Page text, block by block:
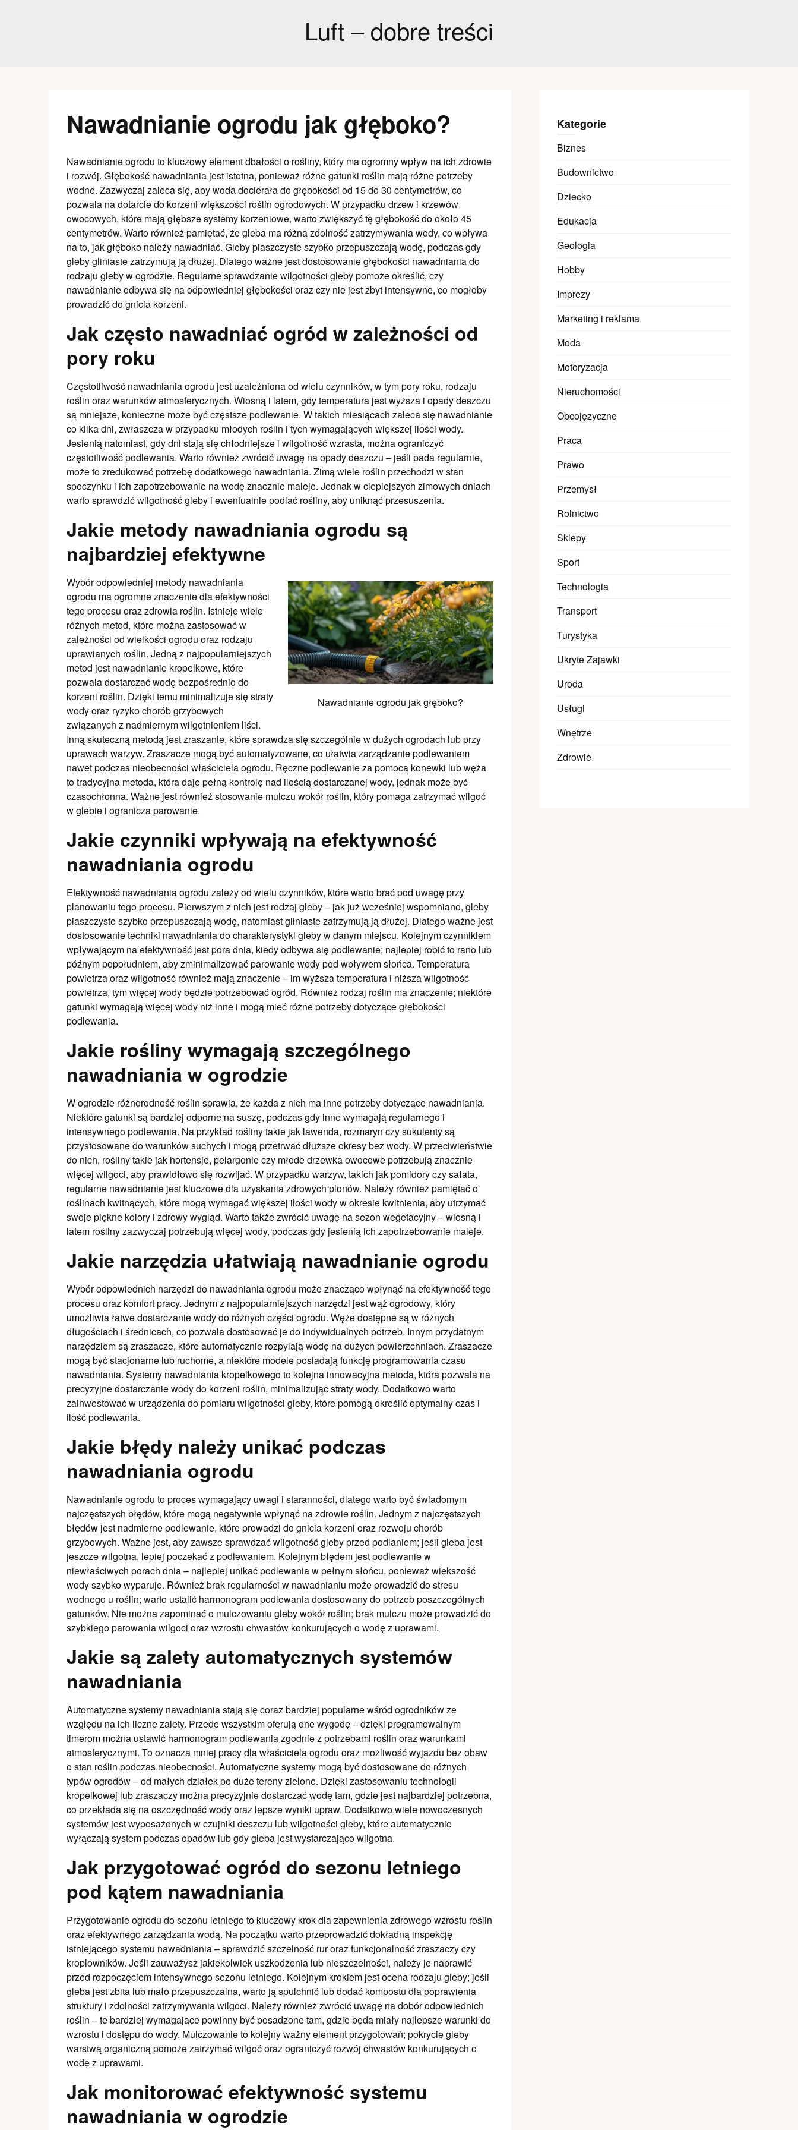
Luft – dobre treści
Nawadnianie ogrodu jak głęboko?
Nawadnianie ogrodu to kluczowy element dbałości o rośliny, który ma ogromny wpływ na ich zdrowie
i rozwój. Głębokość nawadniania jest istotna, ponieważ różne gatunki roślin mają różne potrzeby
wodne. Zazwyczaj zaleca się, aby woda docierała do głębokości od 15 do 30 centymetrów, co
pozwala na dotarcie do korzeni większości roślin ogrodowych. W przypadku drzew i krzewów
owocowych, które mają głębsze systemy korzeniowe, warto zwiększyć tę głębokość do około 45
centymetrów. Warto również pamiętać, że gleba ma różną zdolność zatrzymywania wody, co wpływa
na to, jak głęboko należy nawadniać. Gleby piaszczyste szybko przepuszczają wodę, podczas gdy
gleby gliniaste zatrzymują ją dłużej. Dlatego ważne jest dostosowanie głębokości nawadniania do
rodzaju gleby w ogrodzie. Regularne sprawdzanie wilgotności gleby pomoże określić, czy
nawadnianie odbywa się na odpowiedniej głębokości oraz czy nie jest zbyt intensywne, co mogłoby
prowadzić do gnicia korzeni.
Jak często nawadniać ogród w zależności od
pory roku
Częstotliwość nawadniania ogrodu jest uzależniona od wielu czynników, w tym pory roku, rodzaju
roślin oraz warunków atmosferycznych. Wiosną i latem, gdy temperatura jest wyższa i opady deszczu
są mniejsze, konieczne może być częstsze podlewanie. W takich miesiącach zaleca się nawadnianie
co kilka dni, zwłaszcza w przypadku młodych roślin i tych wymagających większej ilości wody.
Jesienią natomiast, gdy dni stają się chłodniejsze i wilgotność wzrasta, można ograniczyć
częstotliwość podlewania. Warto również zwrócić uwagę na opady deszczu – jeśli pada regularnie,
może to zredukować potrzebę dodatkowego nawadniania. Zimą wiele roślin przechodzi w stan
spoczynku i ich zapotrzebowanie na wodę znacznie maleje. Jednak w cieplejszych zimowych dniach
warto sprawdzić wilgotność gleby i ewentualnie podlać rośliny, aby uniknąć przesuszenia.
Jakie metody nawadniania ogrodu są
najbardziej efektywne
Nawadnianie ogrodu jak głęboko?
Wybór odpowiedniej metody nawadniania
ogrodu ma ogromne znaczenie dla efektywności
tego procesu oraz zdrowia roślin. Istnieje wiele
różnych metod, które można zastosować w
zależności od wielkości ogrodu oraz rodzaju
uprawianych roślin. Jedną z najpopularniejszych
metod jest nawadnianie kropelkowe, które
pozwala dostarczać wodę bezpośrednio do
korzeni roślin. Dzięki temu minimalizuje się straty
wody oraz ryzyko chorób grzybowych
związanych z nadmiernym wilgotnieniem liści.
Inną skuteczną metodą jest zraszanie, które sprawdza się szczególnie w dużych ogrodach lub przy
uprawach warzyw. Zraszacze mogą być automatyzowane, co ułatwia zarządzanie podlewaniem
nawet podczas nieobecności właściciela ogrodu. Ręczne podlewanie za pomocą konewki lub węża
to tradycyjna metoda, która daje pełną kontrolę nad ilością dostarczanej wody, jednak może być
czasochłonna. Ważne jest również stosowanie mulczu wokół roślin, który pomaga zatrzymać wilgoć
w glebie i ogranicza parowanie.
Jakie czynniki wpływają na efektywność
nawadniania ogrodu
Efektywność nawadniania ogrodu zależy od wielu czynników, które warto brać pod uwagę przy
planowaniu tego procesu. Pierwszym z nich jest rodzaj gleby – jak już wcześniej wspomniano, gleby
piaszczyste szybko przepuszczają wodę, natomiast gliniaste zatrzymują ją dłużej. Dlatego ważne jest
dostosowanie techniki nawadniania do charakterystyki gleby w danym miejscu. Kolejnym czynnikiem
wpływającym na efektywność jest pora dnia, kiedy odbywa się podlewanie; najlepiej robić to rano lub
późnym popołudniem, aby zminimalizować parowanie wody pod wpływem słońca. Temperatura
powietrza oraz wilgotność również mają znaczenie – im wyższa temperatura i niższa wilgotność
powietrza, tym więcej wody będzie potrzebować ogród. Również rodzaj roślin ma znaczenie; niektóre
gatunki wymagają więcej wody niż inne i mogą mieć różne potrzeby dotyczące głębokości
podlewania.
Jakie rośliny wymagają szczególnego
nawadniania w ogrodzie
W ogrodzie różnorodność roślin sprawia, że każda z nich ma inne potrzeby dotyczące nawadniania.
Niektóre gatunki są bardziej odporne na suszę, podczas gdy inne wymagają regularnego i
intensywnego podlewania. Na przykład rośliny takie jak lawenda, rozmaryn czy sukulenty są
przystosowane do warunków suchych i mogą przetrwać dłuższe okresy bez wody. W przeciwieństwie
do nich, rośliny takie jak hortensje, pelargonie czy młode drzewka owocowe potrzebują znacznie
więcej wilgoci, aby prawidłowo się rozwijać. W przypadku warzyw, takich jak pomidory czy sałata,
regularne nawadnianie jest kluczowe dla uzyskania zdrowych plonów. Należy również pamiętać o
roślinach kwitnących, które mogą wymagać większej ilości wody w okresie kwitnienia, aby utrzymać
swoje piękne kolory i zdrowy wygląd. Warto także zwrócić uwagę na sezon wegetacyjny – wiosną i
latem rośliny zazwyczaj potrzebują więcej wody, podczas gdy jesienią ich zapotrzebowanie maleje.
Jakie narzędzia ułatwiają nawadnianie ogrodu
Wybór odpowiednich narzędzi do nawadniania ogrodu może znacząco wpłynąć na efektywność tego
procesu oraz komfort pracy. Jednym z najpopularniejszych narzędzi jest wąż ogrodowy, który
umożliwia łatwe dostarczanie wody do różnych części ogrodu. Węże dostępne są w różnych
długościach i średnicach, co pozwala dostosować je do indywidualnych potrzeb. Innym przydatnym
narzędziem są zraszacze, które automatycznie rozpylają wodę na dużych powierzchniach. Zraszacze
mogą być stacjonarne lub ruchome, a niektóre modele posiadają funkcję programowania czasu
nawadniania. Systemy nawadniania kropelkowego to kolejna innowacyjna metoda, która pozwala na
precyzyjne dostarczanie wody do korzeni roślin, minimalizując straty wody. Dodatkowo warto
zainwestować w urządzenia do pomiaru wilgotności gleby, które pomogą określić optymalny czas i
ilość podlewania.
Jakie błędy należy unikać podczas
nawadniania ogrodu
Nawadnianie ogrodu to proces wymagający uwagi i staranności, dlatego warto być świadomym
najczęstszych błędów, które mogą negatywnie wpłynąć na zdrowie roślin. Jednym z najczęstszych
błędów jest nadmierne podlewanie, które prowadzi do gnicia korzeni oraz rozwoju chorób
grzybowych. Ważne jest, aby zawsze sprawdzać wilgotność gleby przed podlaniem; jeśli gleba jest
jeszcze wilgotna, lepiej poczekać z podlewaniem. Kolejnym błędem jest podlewanie w
niewłaściwych porach dnia – najlepiej unikać podlewania w pełnym słońcu, ponieważ większość
wody szybko wyparuje. Również brak regularności w nawadnianiu może prowadzić do stresu
wodnego u roślin; warto ustalić harmonogram podlewania dostosowany do potrzeb poszczególnych
gatunków. Nie można zapominać o mulczowaniu gleby wokół roślin; brak mulczu może prowadzić do
szybkiego parowania wilgoci oraz wzrostu chwastów konkurujących o wodę z uprawami.
Jakie są zalety automatycznych systemów
nawadniania
Automatyczne systemy nawadniania stają się coraz bardziej popularne wśród ogrodników ze
względu na ich liczne zalety. Przede wszystkim oferują one wygodę – dzięki programowalnym
timerom można ustawić harmonogram podlewania zgodnie z potrzebami roślin oraz warunkami
atmosferycznymi. To oznacza mniej pracy dla właściciela ogrodu oraz możliwość wyjazdu bez obaw
o stan roślin podczas nieobecności. Automatyczne systemy mogą być dostosowane do różnych
typów ogrodów – od małych działek po duże tereny zielone. Dzięki zastosowaniu technologii
kropelkowej lub zraszaczy można precyzyjnie dostarczać wodę tam, gdzie jest najbardziej potrzebna,
co przekłada się na oszczędność wody oraz lepsze wyniki upraw. Dodatkowo wiele nowoczesnych
systemów jest wyposażonych w czujniki deszczu lub wilgotności gleby, które automatycznie
wyłączają system podczas opadów lub gdy gleba jest wystarczająco wilgotna.
Jak przygotować ogród do sezonu letniego
pod kątem nawadniania
Przygotowanie ogrodu do sezonu letniego to kluczowy krok dla zapewnienia zdrowego wzrostu roślin
oraz efektywnego zarządzania wodą. Na początku warto przeprowadzić dokładną inspekcję
istniejącego systemu nawadniania – sprawdzić szczelność rur oraz funkcjonalność zraszaczy czy
kroplowników. Jeśli zauważysz jakiekolwiek uszkodzenia lub nieszczelności, należy je naprawić
przed rozpoczęciem intensywnego sezonu letniego. Kolejnym krokiem jest ocena rodzaju gleby; jeśli
gleba jest zbita lub mało przepuszczalna, warto ją spulchnić lub dodać kompostu dla poprawienia
struktury i zdolności zatrzymywania wilgoci. Należy również zwrócić uwagę na dobór odpowiednich
roślin – te bardziej wymagające powinny być posadzone tam, gdzie będą miały najlepsze warunki do
wzrostu i dostępu do wody. Mulczowanie to kolejny ważny element przygotowań; pokrycie gleby
warstwą organiczną pomoże zatrzymać wilgoć oraz ograniczyć rozwój chwastów konkurujących o
wodę z uprawami.
Jak monitorować efektywność systemu
nawadniania w ogrodzie
Kategorie
Biznes
Budownictwo
Dziecko
Edukacja
Geologia
Hobby
Imprezy
Marketing i reklama
Moda
Motoryzacja
Nieruchomości
Obcojęzyczne
Praca
Prawo
Przemysł
Rolnictwo
Sklepy
Sport
Technologia
Transport
Turystyka
Ukryte Zajawki
Uroda
Usługi
Wnętrze
Zdrowie